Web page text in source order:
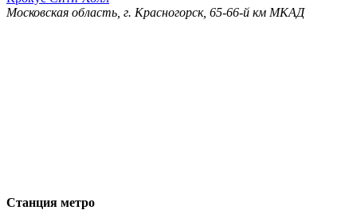
Московская область, г. Красногорск, 65-66-й км МКАД
Станция метро